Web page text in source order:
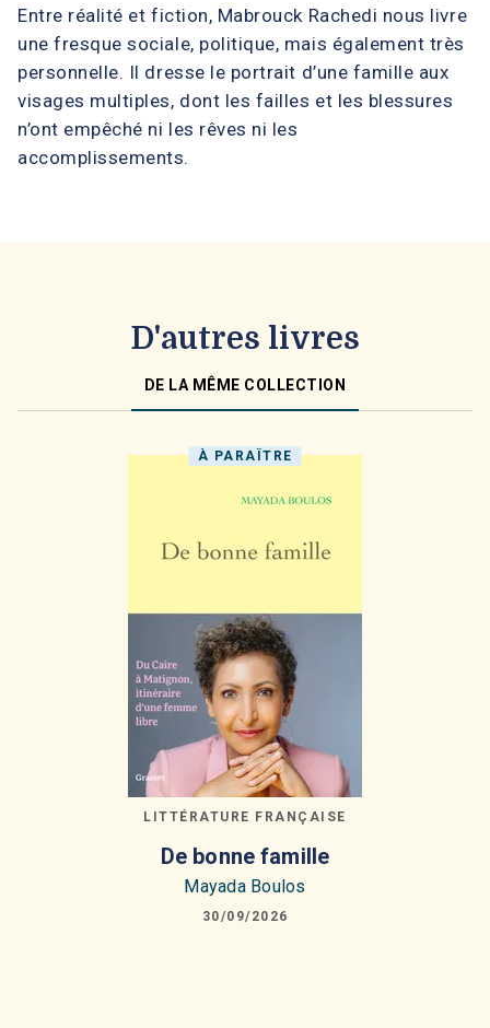
Entre réalité et fiction, Mabrouck Rachedi nous livre
une fresque sociale, politique, mais également très
personnelle. Il dresse le portrait d’une famille aux
visages multiples, dont les failles et les blessures
n’ont empêché ni les rêves ni les
accomplissements.
D'autres livres
DE LA MÊME COLLECTION
À PARAÎTRE
LITTÉRATURE FRANÇAISE
De bonne famille
Mayada Boulos
30/09/2026